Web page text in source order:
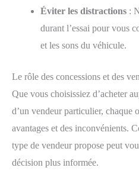
Éviter les distractions :
durant l’essai pour vous
et les sons du véhicule.
Le rôle des concessions et des
Que vous choisissiez d’acheter
d’un vendeur particulier, chaque
avantages et des inconvénients.
type de vendeur propose peut
décision plus informée.